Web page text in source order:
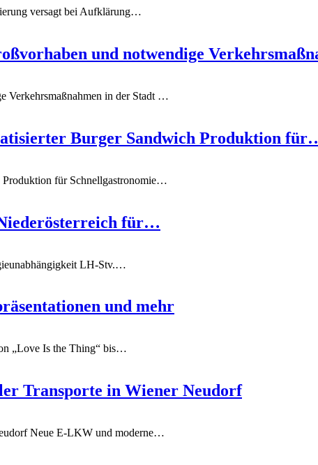
versagt bei Aufklärung…
und notwendige
Verkehrsmaßnahmen in der Stadt …
Burger Sandwich Produktion
für Schnellgastronomie…
für…
LH-Stv.…
und mehr
„Love Is the Thing“ bis…
Transporte in Wiener Neudorf
Neue E-LKW und moderne…